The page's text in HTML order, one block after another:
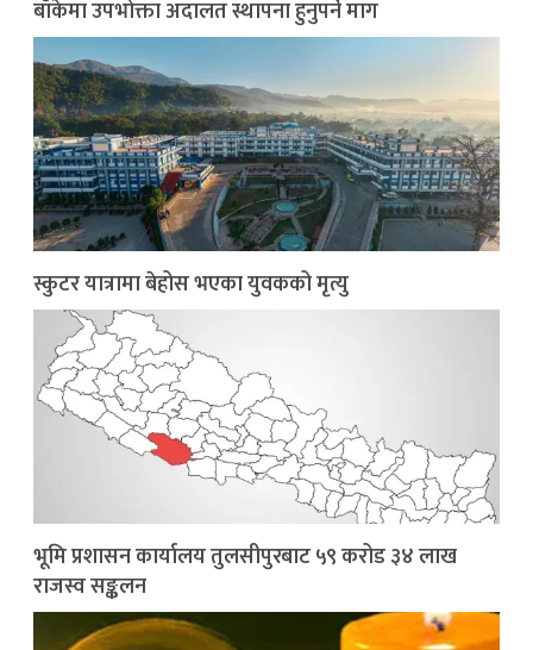
बाँकेमा उपभोक्ता अदालत स्थापना हुनुपर्ने माग
स्कुटर यात्रामा बेहोस भएका युवकको मृत्यु
भूमि प्रशासन कार्यालय तुलसीपुरबाट ५९ करोड ३४ लाख
राजस्व सङ्कलन